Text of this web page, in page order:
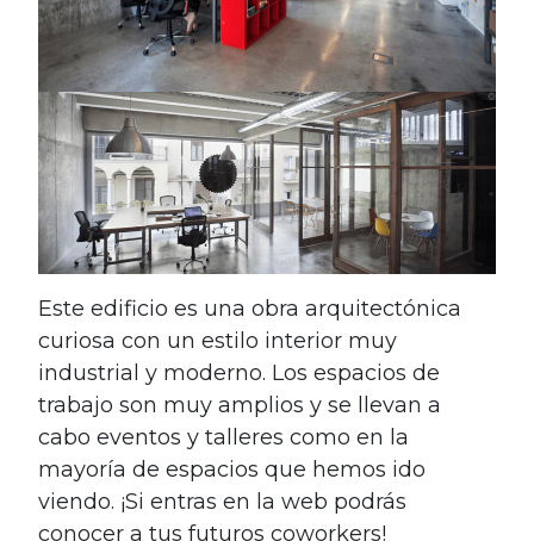
Este edificio es una obra arquitectónica
curiosa con un estilo interior muy
industrial y moderno. Los espacios de
trabajo son muy amplios y se llevan a
cabo eventos y talleres como en la
mayoría de espacios que hemos ido
viendo. ¡Si entras en la web podrás
conocer a tus futuros coworkers!